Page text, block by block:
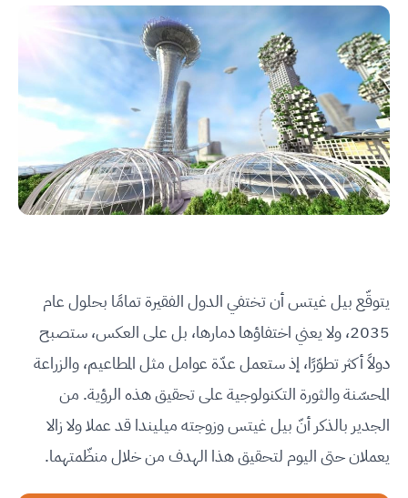
يتوقّع بيل غيتس أن تختفي الدول الفقيرة تمامًا بحلول عام
2035، ولا يعني اختفاؤها دمارها، بل على العكس، ستصبح
دولاً أكثر تطوّرًا، إذ ستعمل عدّة عوامل مثل المطاعيم، والزراعة
المحسّنة والثورة التكنولوجية على تحقيق هذه الرؤية. من
الجدير بالذكر أنّ بيل غيتس وزوجته ميليندا قد عملا ولا زالا
يعملان حتى اليوم لتحقيق هذا الهدف من خلال منظّمتهما.